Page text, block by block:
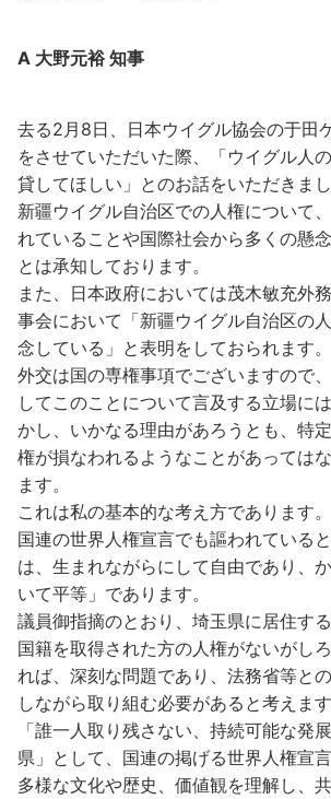
A 大野元裕 知事
去る2月8日、日本ウイグル協会の于田
をさせていただいた際、「ウイグル人
貸してほしい」とのお話をいただきまし
新疆ウイグル自治区での人権について
れていることや国際社会から多くの懸
とは承知しております。
また、日本政府においては茂木敏充外
事会において「新疆ウイグル自治区の
念している」と表明をしておられます。
外交は国の専権事項でございますので
してこのことについて言及する立場に
かし、いかなる理由があろうとも、特
権が損なわれるようなことがあっては
ます。
これは私の基本的な考え方であります。
国連の世界人権宣言でも謳われている
は、生まれながらにして自由であり、
いて平等」であります。
議員御指摘のとおり、埼玉県に居住す
国籍を取得された方の人権がないがし
れば、深刻な問題であり、法務省等と
しながら取り組む必要があると考えます
「誰一人取り残さない、持続可能な発
県」として、国連の掲げる世界人権宣
多様な文化や歴史、価値観を理解し、